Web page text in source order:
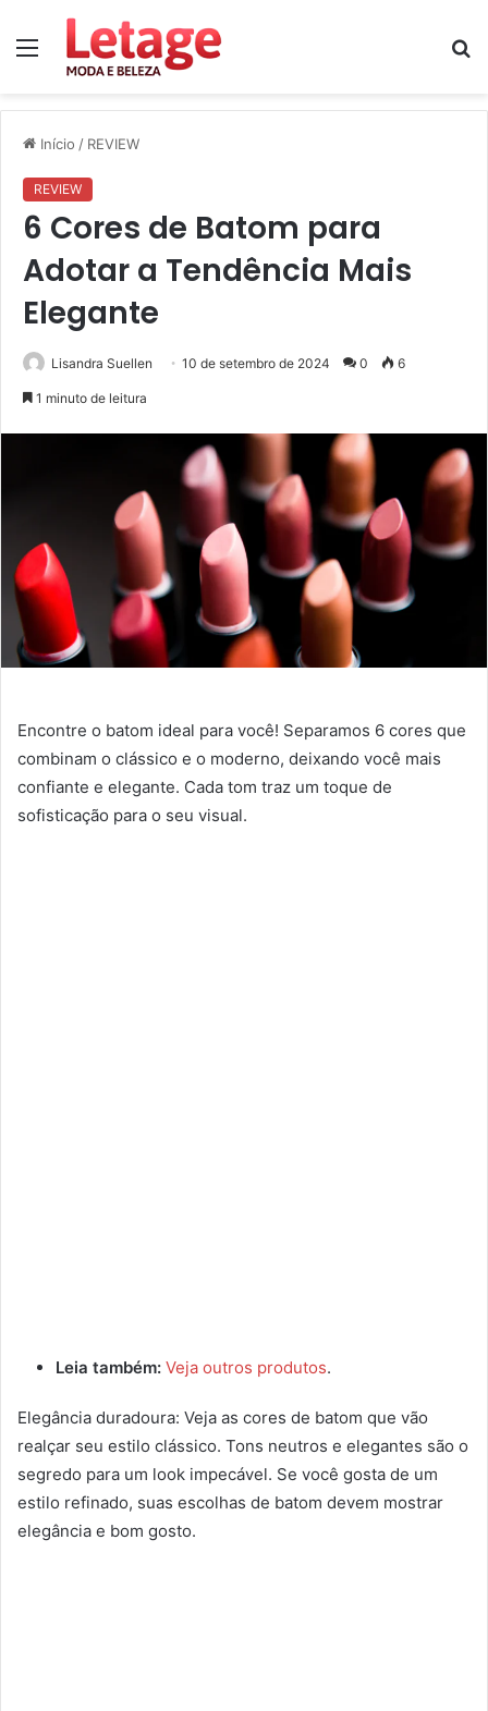
Menu
Início / REVIEW
REVIEW
6 Cores de Batom para
Adotar a Tendência Mais
Elegante
Lisandra Suellen 10 de setembro de 2024 0 6
1 minuto de leitura
Encontre o batom ideal para você! Separamos 6 cores que
combinam o clássico e o moderno, deixando você mais
confiante e elegante. Cada tom traz um toque de
sofisticação para o seu visual.
Leia também: Veja outros produtos.
Elegância duradoura: Veja as cores de batom que vão
realçar seu estilo clássico. Tons neutros e elegantes são o
segredo para um look impecável. Se você gosta de um
estilo refinado, suas escolhas de batom devem mostrar
elegância e bom gosto.